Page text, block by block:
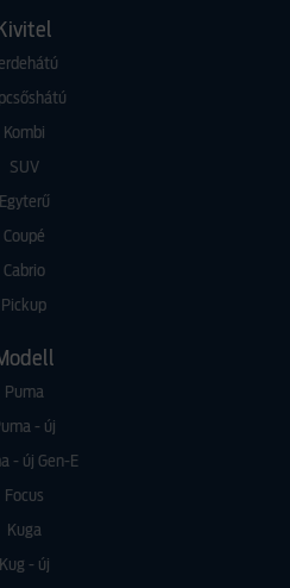
Kivitel
Kombi
SUV
Egyterű
Coupé
Cabrio
Pickup
Puma
- új
- új Gen-E
Focus
Kuga
Kug - új